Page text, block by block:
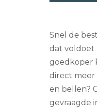
Snel de
dat voldoet
goedkoper
direct meer
en bellen?
gevraagde